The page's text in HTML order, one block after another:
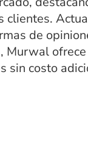
clientes.
de
Murwal
sin costo